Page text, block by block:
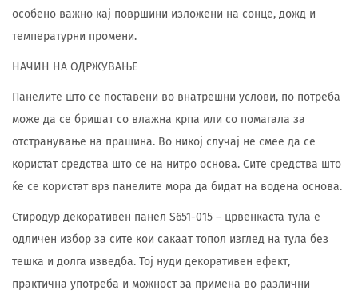
особено важно кај површини изложени на сонце, дожд и
температурни промени.
НАЧИН НА ОДРЖУВАЊЕ
Панелите што се поставени во внатрешни услови, по потреба
може да се бришат со влажна крпа или со помагала за
отстранување на прашина. Во никој случај не смее да се
користат средства што се на нитро основа. Сите средства што
ќе се користат врз панелите мора да бидат на водена основа.
Стиродур декоративен панел S651-015 – црвенкаста тула е
одличен избор за сите кои сакаат топол изглед на тула без
тешка и долга изведба. Тој нуди декоративен ефект,
практична употреба и можност за примена во различни